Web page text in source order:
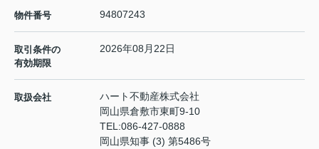
物件番号 94807243
取引条件の
有効期限
2026年08月22日
取扱会社
ハート不動産株式会社
岡山県倉敷市東町9-10
TEL:086-427-0888
岡山県知事 (3) 第5486号